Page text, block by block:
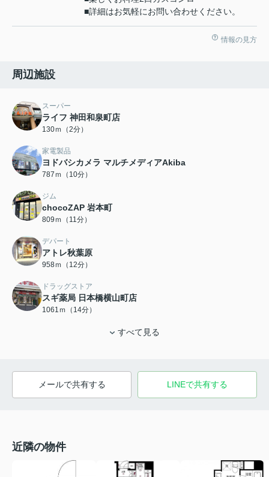
■詳細はお気軽にお問い合わせください。
情報の見方
周辺施設
スーパー
ライフ 神田和泉町店
130ｍ（2分）
家電製品
ヨドバシカメラ マルチメディアAkiba
787ｍ（10分）
ジム
chocoZAP 岩本町
809ｍ（11分）
デパート
アトレ秋葉原
958ｍ（12分）
ドラッグストア
スギ薬局 日本橋横山町店
1061ｍ（14分）
すべて見る
メールで共有する LINEで共有する
近隣の物件